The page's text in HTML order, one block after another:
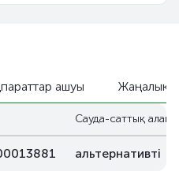
ашуы
Сауда-саттық алаң
альтернативті